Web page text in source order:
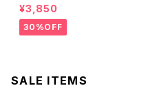
ル ブラジャー（ブラック）D225
4 送料無料
¥3,850
30%OFF
SALE ITEMS